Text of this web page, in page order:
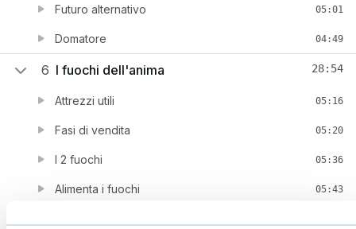
Futuro alternativo 05:01
Domatore 04:49
6 I fuochi dell'anima 28:54
Attrezzi utili 05:16
Fasi di vendita 05:20
I 2 fuochi 05:36
Alimenta i fuochi 05:43